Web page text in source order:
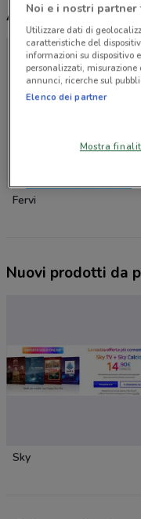
Altri volantini
Fervi
Nuovi prodotti da
Sky
Noi e i nostri
Utilizzare dati di
caratteristiche del
informazioni su dispositivo
personalizzati,
annunci, ricerche sul
Elenco dei partner
Mostra